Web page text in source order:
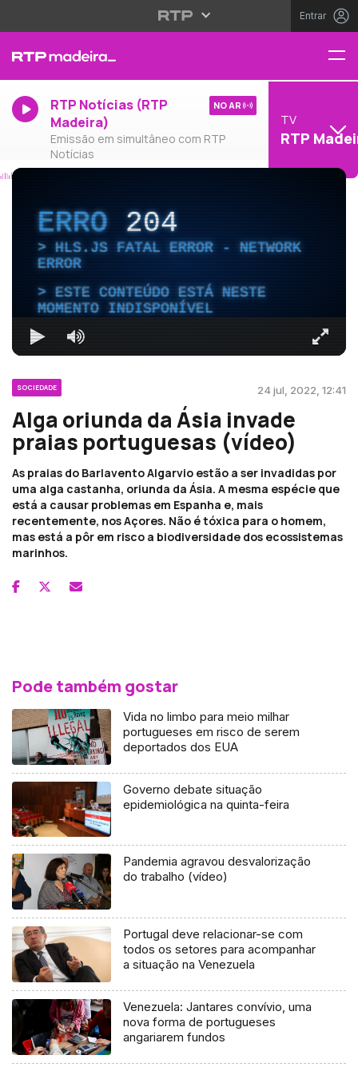
Entrar
RTP Notícias (RTP
Madeira)
Emissão em simultâneo com RTP
Notícias
NO AR
TV
RTP
ERRO204
HLS.JS FATAL ERROR - NETWORK
ERROR
ESTE CONTEÚDO ESTÁ NESTE
MOMENTO INDISPONÍVEL
SOCIEDADE 24 jul, 2022, 12:41
Alga oriunda da Ásia invade
praias portuguesas (vídeo)
As praias do Barlavento Algarvio estão a ser invadidas por
uma alga castanha, oriunda da Ásia. A mesma espécie que
está a causar problemas em Espanha e, mais
recentemente, nos Açores. Não é tóxica para o homem,
mas está a pôr em risco a biodiversidade dos ecossistemas
marinhos.
Pode também gostar
Vida no limbo para meio milhar
portugueses em risco de serem
deportados dos EUA
Governo debate situação
epidemiológica na quinta-feira
Pandemia agravou desvalorização
do trabalho (vídeo)
Portugal deve relacionar-se com
todos os setores para acompanhar
a situação na Venezuela
Venezuela: Jantares convívio, uma
nova forma de portugueses
angariarem fundos